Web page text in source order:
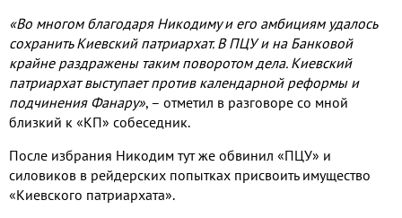
«Во многом благодаря Никодиму и его амбициям удалось
сохранить Киевский патриархат. В ПЦУ и на Банковой
крайне раздражены таким поворотом дела. Киевский
патриархат выступает против календарной реформы и
подчинения Фанару», – отметил в разговоре со мной
близкий к «КП» собеседник.
После избрания Никодим тут же обвинил «ПЦУ» и
силовиков в рейдерских попытках присвоить имущество
«Киевского патриархата».